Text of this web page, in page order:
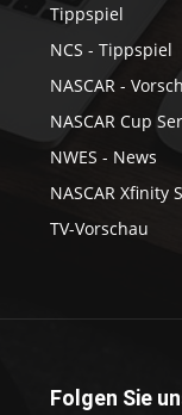
Tippspiel
NCS - Tippspiel
NASCAR -
NASCAR Cup
NWES - News
NASCAR Xfinity
TV-Vorschau
Folgen Sie